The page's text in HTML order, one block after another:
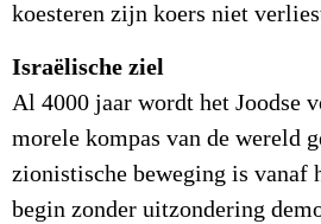
koesteren zijn koers niet
Israëlische ziel
Al 4000 jaar wordt het Joodse
morele kompas van de wereld
zionistische beweging is vanaf
begin zonder uitzondering